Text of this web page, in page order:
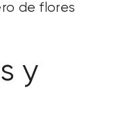
de flores
y